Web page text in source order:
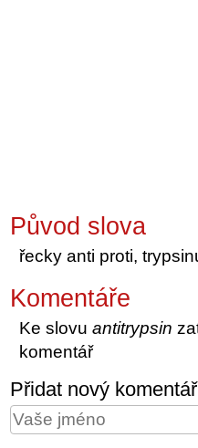
Původ slova
řecky anti proti,
Komentáře
Ke slovuantitrypsin
komentář
Přidat nový komentář